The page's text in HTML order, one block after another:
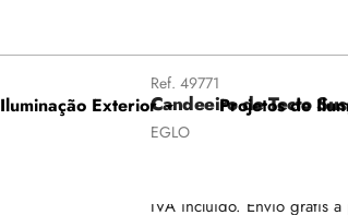
Iluminação Exterior Projetos de
Ref. 49771
Candeeiro de Tecto
Fornecedor
EGLO
de
regular
IVA incluído. Envio grátis